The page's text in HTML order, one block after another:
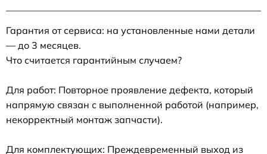
Гарантия от сервиса: на установленные нами детали
— до 3 месяцев.
Что считается гарантийным случаем?
Для работ: Повторное проявление дефекта, который
напрямую связан с выполненной работой (например,
некорректный монтаж запчасти).
Для комплектующих: Преждевременный выход из